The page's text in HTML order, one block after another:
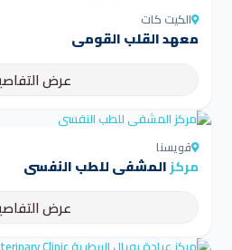
الكيت كات
معهد القلب القومي
عرض
قويسنا
مركزالمشفى للطب النفسي
عرض